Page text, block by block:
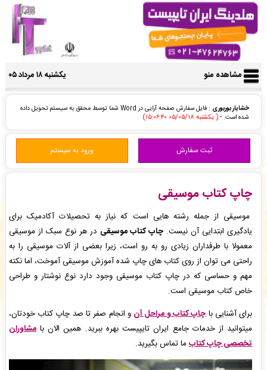
یکشنبه ۱۸ مرداد ۰۵ مشاهده منو
خشایار بوربوری
: فایل سفارش صفحه آرایی در Word شما توسط محقق به سیستم تحویل داده
شده است. -( یکشنبه ۰۵/۰۵/۱۸ ۱۵:۰۶:۴۰)
حامد اعلمی فر: سفارش چاپ و نشر کتاب شما بررسی و پیش فاکتور برای شما صادر گردید. -(
یکشنبه ۰۵/۰۵/۱۸ ۱۴:۵۷:۵۸)
: سفارش چاپ و نشر کتاب شما ثبت شد به زودی توسط اپراتور بررسی خواهد شد.
-( یکشنبه ۰۵/۰۵/۱۸ ۱۴:۵۴:۲۰)
آرایی شما در حال انجام است. - ( یکشنبه ۰۵/۰۵/۱۸ ۱۴:۴۱:۴۴)
ایران تایپیست. شعبه انقلاب
: پیش فاکتور شما با موفقیت پرداخت شد و سفارش تایپ، صفحه
آرایی شما در حال انجام است. -
( یکشنبه ۰۵/۰۵/۱۸ ۱۴:۴۱:۴۴)
آٰرمان حیدری: قسط سفارش چاپ و نشر کتاب شما با موفقیت پرداخت شده است و سفارش در
حال انجام میباشد. - ( یکشنبه ۰۵/۰۵/۱۸ ۱۴:۴۰:۰۲)
منیره حجازی
: سفارش تحلیل آماری با LISREL شما ثبت شد به زودی توسط اپراتور بررسی خواهد
شد. -( یکشنبه ۰۵/۰۵/۱۸ ۱۴:۳۳:۳۱)
حسن سعادتی فر: فاکتور نهایی برای سفارش تایپ، صفحه آرایی شما صادر گردید برای دریافت
سفارش خود اقدام نمایید. -
( یکشنبه ۰۵/۰۵/۱۸ ۱۵:۳۰:۲۹)
شده است. -
( یکشنبه ۰۵/۰۵/۱۸ ۱۵:۲۳:۳۰)
حسن سعادتی فر
: پیش فاکتور شما با موفقیت پرداخت شد و سفارش تایپ، صفحه آرایی شما در
حال انجام است. -( یکشنبه ۰۵/۰۵/۱۸ ۱۵:۰۸:۰۸)
ثبت سفارش ورود به سیستم
چاپ کتاب موسیقی
موسیقی از جمله رشته هایی است که نیاز به تحصیلات آکادمیک برای
یادگیری ابتدایی آن نیست. چاپ کتاب موسیقی در هر نوع سبک از موسیقی
معمولا با طرفداران زیادی رو به رو است، زیرا بعضی از آلات موسیقی را به
راحتی می توان از روی کتاب های چاپ شده آموزش موسیقی آموخت، اما نکته
مهم و حساسی که در چاپ کتاب موسیقی وجود دارد نوع نوشتار و طراحی
خاص کتاب موسیقی است.
برای آشنایی باچاپ کتاب و مراحل آن و انجام صفر تا صد چاپ کتاب خودتان،
میتوانید از خدمات جامع ایران تایپیست بهره ببرید. همین الان بامشاوران
تخصصی چاپ کتابما تماس بگیرید.